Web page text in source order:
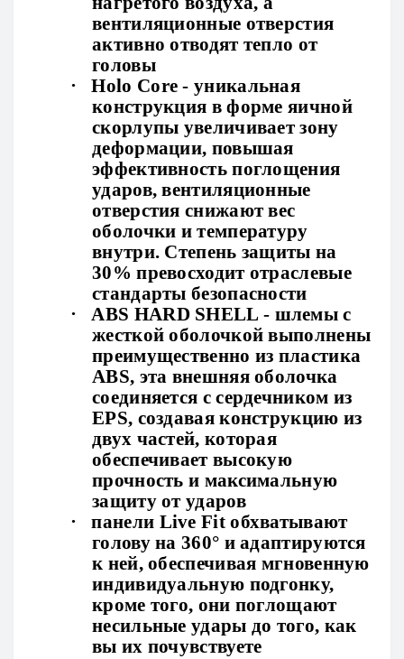
вентиляционные отверстия
активно отводят тепло от
головы
·
Holo Core - уникальная
конструкция в форме яичной
скорлупы увеличивает зону
деформации, повышая
эффективность поглощения
ударов, вентиляционные
отверстия снижают вес
оболочки и температуру
внутри. Степень защиты на
30% превосходит отраслевые
стандарты безопасности
·
ABS HARD SHELL - шлемы с
жесткой оболочкой выполнены
преимущественно из пластика
ABS, эта внешняя оболочка
соединяется с сердечником из
EPS, создавая конструкцию из
двух частей, которая
обеспечивает высокую
прочность и максимальную
защиту от ударов
·
панели Live Fit обхватывают
голову на 360° и адаптируются
к ней, обеспечивая мгновенную
индивидуальную подгонку,
кроме того, они поглощают
несильные удары до того, как
вы их почувствуете